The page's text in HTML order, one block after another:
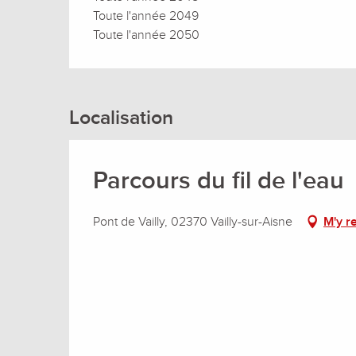
Toute l'année 2049
Toute l'année 2050
Localisation
Parcours du fil de l'eau
Pont de Vailly, 02370 Vailly-sur-Aisne M'y